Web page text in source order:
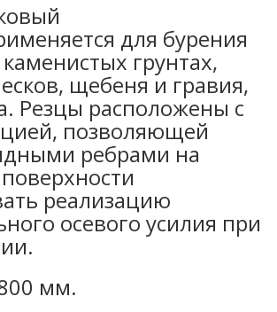
для бурения
грунтах,
щебеня и гравия,
Резцы расположены с
позволяющей
ребрами на
реализацию
осевого усилия при
мм.